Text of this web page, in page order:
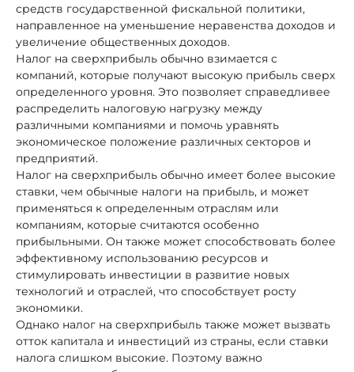
средств государственной фискальной политики,
направленное на уменьшение неравенства доходов и
увеличение общественных доходов.
Налог на сверхприбыль обычно взимается с
компаний, которые получают высокую прибыль сверх
определенного уровня. Это позволяет справедливее
распределить налоговую нагрузку между
различными компаниями и помочь уравнять
экономическое положение различных секторов и
предприятий.
Налог на сверхприбыль обычно имеет более высокие
ставки, чем обычные налоги на прибыль, и может
применяться к определенным отраслям или
компаниям, которые считаются особенно
прибыльными. Он также может способствовать более
эффективному использованию ресурсов и
стимулировать инвестиции в развитие новых
технологий и отраслей, что способствует росту
экономики.
Однако налог на сверхприбыль также может вызвать
отток капитала и инвестиций из страны, если ставки
налога слишком высокие. Поэтому важно